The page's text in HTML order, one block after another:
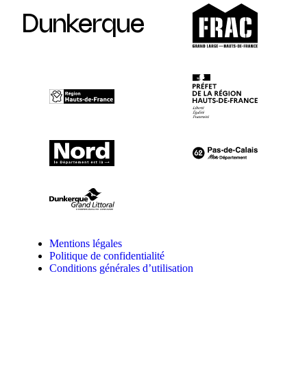
Dunkerque
Mentions légales
Politique de confidentialité
Conditions générales d’utilisation